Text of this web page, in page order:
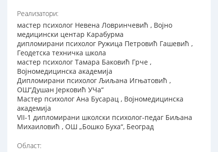
Реализатори:
мастер психолог Невена Ловринчевић , Војно
медицински центар Карабурма
дипломирани психолог Ружица Петровић Гашевић ,
Геодетска техничка школа
мастер психолог Тамара Баковић Грче ,
Војномедицинска академија
Дипломирани психолог Љиљана Игњатовић ,
ОШ“Душан Јерковић УЧа“
Мастер психолог Aна Бусарац , Војномедицинска
академија
VII-1 дипломирани школски психолог-педаг Биљана
Михаиловић , ОШ „Бошко Буха“, Београд
Област: